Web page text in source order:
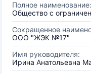
Полное наименование:
Общество с
Сокращенное
ООО "ЖЭК №17"
Имя руководителя:
Ирина Анатольевна